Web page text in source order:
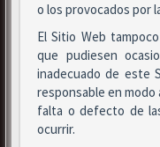
o los provocados por
El Sitio Web
que pudiesen
inadecuado de este
responsable en
falta o defecto de
ocurrir.